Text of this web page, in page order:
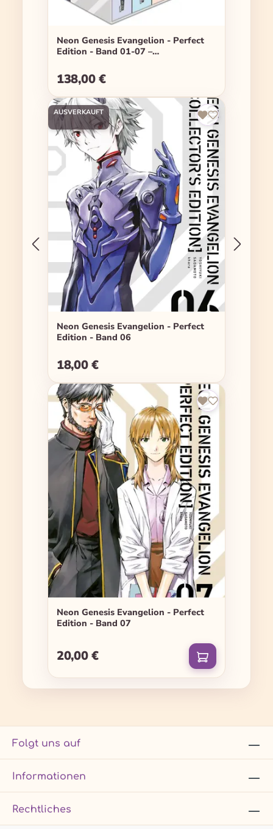
Neon Genesis Evangelion - Perfect
Edition - Band 01-07 –
Regulärer Preis:
138,00 €
AUSVERKAUFT
Neon Genesis Evangelion - Perfect
Edition - Band 06
Regulärer Preis:
18,00 €
Neon Genesis Evangelion - Perfect
Edition - Band 07
Regulärer Preis:
20,00 €
Folgt uns auf
Informationen
Rechtliches